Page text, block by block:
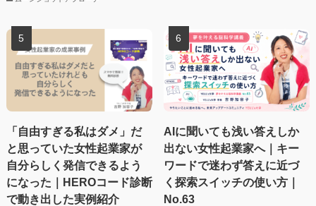
「自由すぎる私はダメ」だ
と思っていた女性起業家が
自分らしく発信できるよう
になった｜HEROコード診断
で動き出した実例紹介
AIに聞いても浅い答えしか
出ない女性起業家へ｜キー
ワードで迷わず答えに近づ
く探索スイッチの使い方｜
No.63